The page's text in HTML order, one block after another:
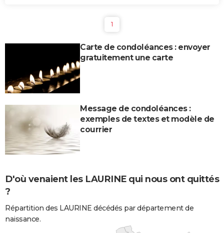
1
Carte de condoléances : envoyer
gratuitement une carte
Message de condoléances :
exemples de textes et modèle de
courrier
D'où venaient les LAURINE qui nous ont quittés
?
Répartition des LAURINE décédés par département de
naissance.